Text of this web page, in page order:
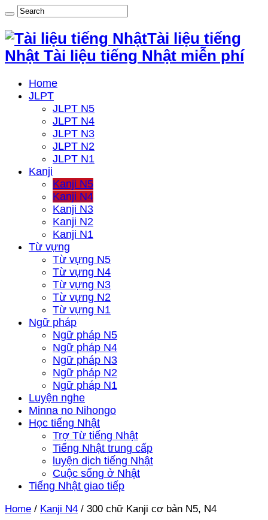
Tài liệu tiếng
Nhật Tài liệu tiếng Nhật miễn phí
Home
JLPT
JLPT N5
JLPT N4
JLPT N3
JLPT N2
JLPT N1
Kanji
Kanji N5
Kanji N4
Kanji N3
Kanji N2
Kanji N1
Từ vựng
Từ vựng N5
Từ vựng N4
Từ vựng N3
Từ vựng N2
Từ vựng N1
Ngữ pháp
Ngữ pháp N5
Ngữ pháp N4
Ngữ pháp N3
Ngữ pháp N2
Ngữ pháp N1
Luyện nghe
Minna no Nihongo
Học tiếng Nhật
Trợ Từ tiếng Nhật
Tiếng Nhật trung cấp
luyện dịch tiếng Nhật
Cuộc sống ở Nhật
Tiếng Nhật giao tiếp
Home / Kanji N4 / 300 chữ Kanji cơ bản N5, N4